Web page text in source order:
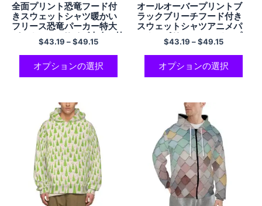
全面プリント恐竜フード付
きスウェットシャツ暖かい
フリース恐竜パーカー特大
パーカー EU サイズ大人の快
適なパーカーポケット付き
ポリエステルジップアップ
パーカー
$43.19 –$49.15
オプションの選択
オールオーバープリントブ
ラックブリーチフード付き
スウェットシャツアニメパ
ーカーポリエステルジップ
アップパーカーアニメ恋人
ブリーチ恋人パーカー
$43.19 –$49.15
オプションの選択